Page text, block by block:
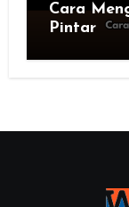
Cara
Pintar